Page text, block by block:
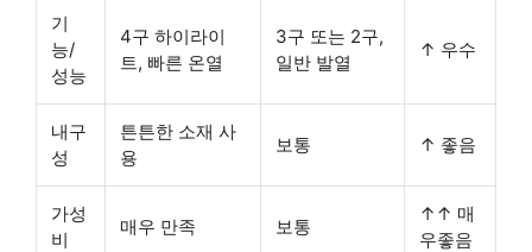
기
능/
성능
4구 하이라이
트, 빠른 온열
3구 또는 2구,
일반 발열
↑ 우수
내구
성
튼튼한 소재 사
용
보통 ↑ 좋음
가성
비
매우 만족 보통
↑↑ 매
우좋음